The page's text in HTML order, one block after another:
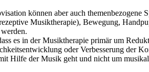
können aber auch themenbezogene
Musiktherapie), Bewegung,
es in der Musiktherapie primär um
oder Verbesserung der
Hilfe der Musik geht und nicht um